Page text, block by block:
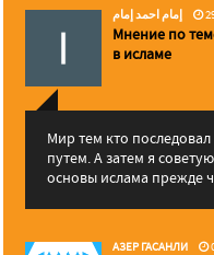
إمام احمد إمام
Мнение по
в исламе
Мир тем кто
путем. А затем я
основы ислама прежде
АЗЕР ГАСАНЛИ